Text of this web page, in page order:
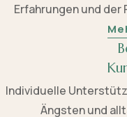
Erfahrungen und
Individuelle
Ängsten und